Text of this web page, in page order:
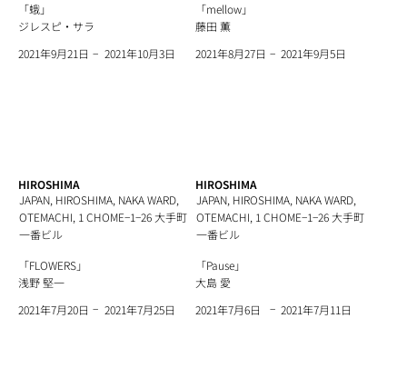
「蛾」
ジレスピ・サラ
2021年9月21日 − 2021年10月3日
「mellow」
藤田 薫
2021年8月27日 − 2021年9月5日
HIROSHIMA
JAPAN, HIROSHIMA, NAKA WARD,
OTEMACHI, 1 CHOME−1−26 大手町
一番ビル
「FLOWERS」
浅野 堅一
2021年7月20日 − 2021年7月25日
HIROSHIMA
JAPAN, HIROSHIMA, NAKA WARD,
OTEMACHI, 1 CHOME−1−26 大手町
一番ビル
「Pause」
大島 愛
2021年7月6日
− 2021年7月11日